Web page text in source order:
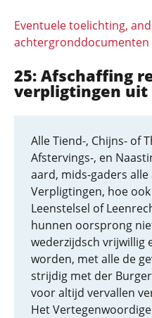
Eventuele toelichting,
achtergronddocumenten
25: Afschaffing
verpligtingen uit
Alle Tiend-, Chijns- of
Afstervings-, en
aard, mids-gaders
Verpligtingen, hoe
Leenstelsel of
hunnen oorsprong
wederzijdsch vrijwillig
worden, met alle de
strijdig met der
voor altijd vervallen
Het